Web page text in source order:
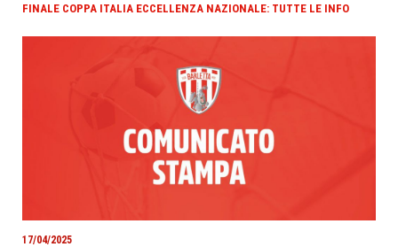
FINALE COPPA ITALIA ECCELLENZA NAZIONALE: TUTTE LE INFO
17/04/2025